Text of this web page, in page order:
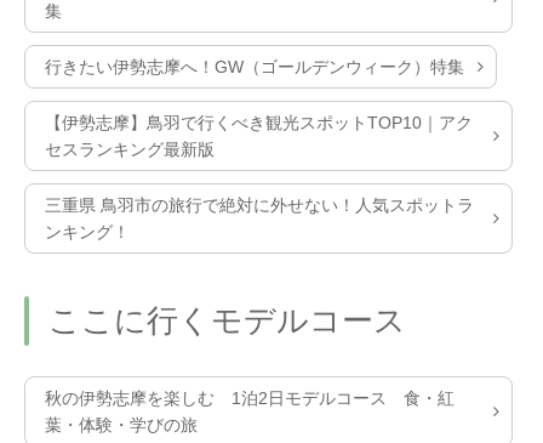
集
行きたい伊勢志摩へ！GW（ゴールデンウィーク）特集
【伊勢志摩】鳥羽で行くべき観光スポットTOP10｜アク
セスランキング最新版
三重県 鳥羽市の旅行で絶対に外せない！人気スポットラ
ンキング！
ここに行くモデルコース
秋の伊勢志摩を楽しむ 1泊2日モデルコース 食・紅
葉・体験・学びの旅